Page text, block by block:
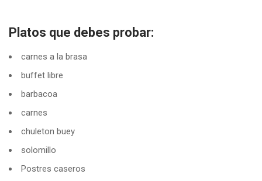
Platos que debes probar:
carnes a la brasa
buffet libre
barbacoa
carnes
chuleton buey
solomillo
Postres caseros